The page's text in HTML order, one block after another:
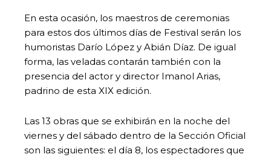
En esta ocasión, los maestros de ceremonias
para estos dos últimos días de Festival serán los
humoristas Darío López y Abián Díaz. De igual
forma, las veladas contarán también con la
presencia del actor y director Imanol Arias,
padrino de esta XIX edición.
Las 13 obras que se exhibirán en la noche del
viernes y del sábado dentro de la Sección Oficial
son las siguientes: el día 8, los espectadores que